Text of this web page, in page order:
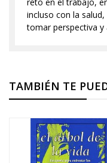
incluso con la
tomar perspectiva y
TAMBIÉN TE